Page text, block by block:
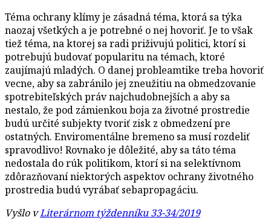
Téma ochrany klímy je zásadná téma, ktorá sa týka
naozaj všetkých a je potrebné o nej hovoriť. Je to však
tiež téma, na ktorej sa radi priživujú politici, ktorí si
potrebujú budovať popularitu na témach, ktoré
zaujímajú mladých. O danej probleamtike treba hovoriť
vecne, aby sa zabránilo jej zneužitiu na obmedzovanie
spotrebiteľských práv najchudobnejších a aby sa
nestalo, že pod zámienkou boja za životné prostredie
budú určité subjekty tvoriť zisk z obmedzení pre
ostatných. Enviromentálne bremeno sa musí rozdeliť
spravodlivo! Rovnako je dôležité, aby sa táto téma
nedostala do rúk politikom, ktorí si na selektívnom
zdôrazňovaní niektorých aspektov ochrany životného
prostredia budú vyrábať sebapropagáciu.
Vyšlo vLiterárnom týždenníku 33-34/2019